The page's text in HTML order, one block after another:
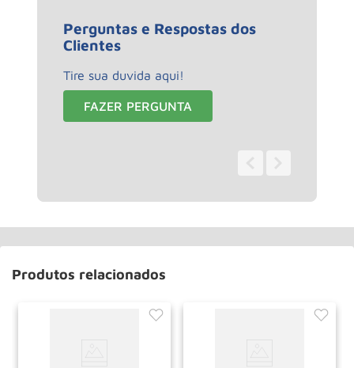
Perguntas e Respostas dos
Clientes
Tire sua duvida aqui!
FAZER PERGUNTA
Produtos relacionados